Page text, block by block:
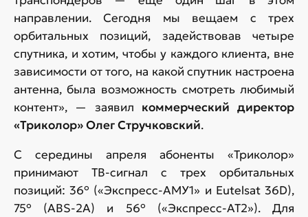
направлении. Сегодня мы вещаем с трех
орбитальных позиций, задействовав четыре
спутника, и хотим, чтобы у каждого клиента, вне
зависимости от того, на какой спутник настроена
антенна, была возможность смотреть любимый
контент», — заявил коммерческий директор
«Триколор» Олег Стручковский.
С середины апреля абоненты «Триколор»
принимают ТВ-сигнал с трех орбитальных
позиций: 36° («Экспресс-АМУ1» и Eutelsat 36D),
75° (ABS-2A) и 56° («Экспресс-АТ2»). Для